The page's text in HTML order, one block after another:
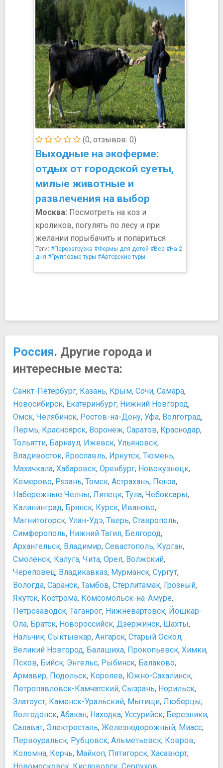
(0, отзывов: 0)
Выходные на экоферме:
отдых от городской суеты,
милые животные и
развлечения на выбор
Москва: Посмотреть на коз и
кроликов, погулять по лесу и при
желании порыбачить и попариться
Теги: #Перезагрузка #Фермы для детей #Все #На 2
дня #Групповые туры #Авторские туры
Россия. Другие города и
интересные места:
Санкт-Петербург, Казань, Крым, Сочи, Самара,
Новосибирск, Екатеринбург, Нижний Новгород,
Омск, Челябинск, Ростов-на-Дону, Уфа, Волгоград,
Пермь, Красноярск, Воронеж, Саратов, Краснодар,
Тольятти, Барнаул, Ижевск, Ульяновск,
Владивосток, Ярославль, Иркутск, Тюмень,
Махачкала, Хабаровск, Оренбург, Новокузнецк,
Кемерово, Рязань, Томск, Астрахань, Пенза,
Набережные Челны, Липецк, Тула, Чебоксары,
Калининград, Брянск, Курск, Иваново,
Магнитогорск, Улан-Удэ, Тверь, Ставрополь,
Симферополь, Нижний Тагил, Белгород,
Архангельск, Владимир, Севастополь, Курган,
Смоленск, Калуга, Чита, Орел, Волжский,
Череповец, Владикавказ, Мурманск, Сургут,
Вологда, Саранск, Тамбов, Стерлитамак, Грозный,
Якутск, Кострома, Комсомольск-на-Амуре,
Петрозаводск, Таганрог, Нижневартовск, Йошкар-
Ола, Братск, Новороссийск, Дзержинск, Шахты,
Нальчик, Сыктывкар, Ангарск, Старый Оскол,
Великий Новгород, Балашиха, Прокопьевск, Химки,
Псков, Бийск, Энгельс, Рыбинск, Балаково,
Армавир, Подольск, Королев, Южно-Сахалинск,
Петропавловск-Камчатский, Сызрань, Норильск,
Златоуст, Каменск-Уральский, Мытищи, Люберцы,
Волгодонск, Абакан, Находка, Уссурийск, Березники,
Салават, Электросталь, Железнодорожный, Миасс,
Первоуральск, Рубцовск, Альметьевск, Ковров,
Коломна, Керчь, Майкоп, Пятигорск, Хасавюрт,